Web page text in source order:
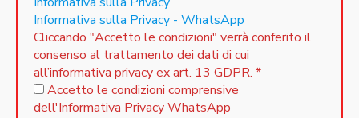
Informativa sulla Privacy - WhatsApp
Cliccando "Accetto le condizioni" verrà conferito il
consenso al trattamento dei dati di cui
all’informativa privacy ex art. 13 GDPR. *
Accetto le condizioni comprensive
dell'Informativa Privacy WhatsApp